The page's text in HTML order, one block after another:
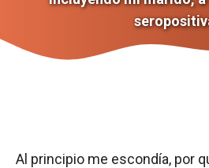
Al principio me escondía, por